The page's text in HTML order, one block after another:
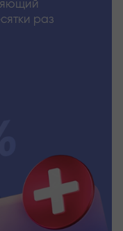
раз